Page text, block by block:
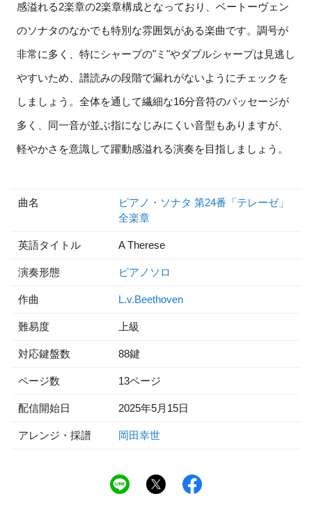
感溢れる2楽章の2楽章構成となっており、ベートーヴェン
のソナタのなかでも特別な雰囲気がある楽曲です。調号が
非常に多く、特にシャープの"ミ"やダブルシャープは見逃し
やすいため、譜読みの段階で漏れがないようにチェックを
しましょう。全体を通して繊細な16分音符のパッセージが
多く、同一音が並ぶ指になじみにくい音型もありますが、
軽やかさを意識して躍動感溢れる演奏を目指しましょう。
曲名
ピアノ・ソナタ 第24番「テレーゼ」
全楽章
英語タイトル A Therese
演奏形態 ピアノソロ
作曲 L.v.Beethoven
難易度 上級
対応鍵盤数 88鍵
ページ数 13ページ
配信開始日 2025年5月15日
アレンジ・採譜 岡田幸世